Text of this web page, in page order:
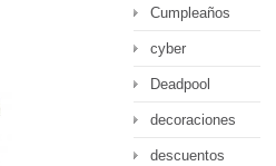
Cumpleaños
cyber
Deadpool
decoraciones
descuentos